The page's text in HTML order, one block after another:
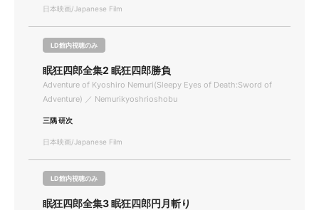
日本映画/Japanese Film
LD館内視聴のみ
眠狂四郎全集2 眠狂四郎勝負
Adventure of Kyoshiro Nemuri(Sleepy Eyes of Death:Sword of
Adventure) ／ Nemurikyoshrioshobu
三隅 研次
日本映画/Japanese Film
LD館内視聴のみ
眠狂四郎全集3 眠狂四郎円月斬り